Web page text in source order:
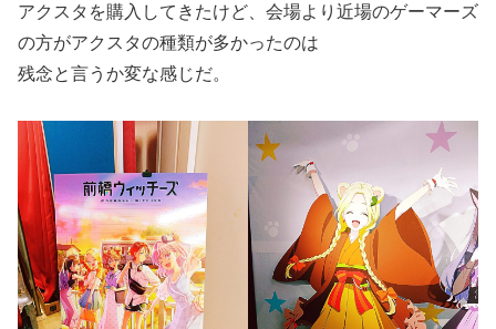
アクスタを購入してきたけど、会場より近場のゲーマーズ
の方がアクスタの種類が多かったのは
残念と言うか変な感じだ。